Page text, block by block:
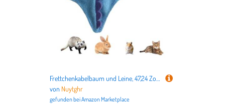
Frettchenkabelbaum und Leine, 47,24 Zoll, einstellbares Hasenkabelbaum für sicheres Gehen, niedliche weiche Accessoires mit komfortabler Passform, für Kätzchen Chinchilla Outdoor Daily Adventure
von Nuytghr
gefunden beiAmazon Marketplace